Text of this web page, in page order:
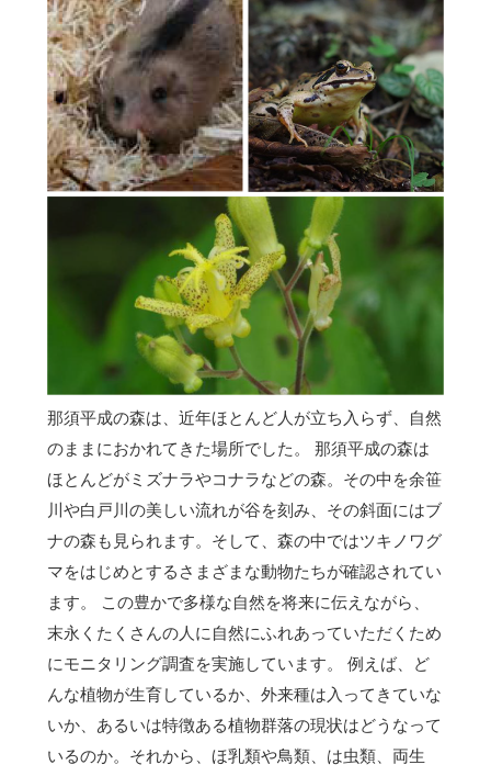
那須平成の森は、近年ほとんど人が立ち入らず、自然
のままにおかれてきた場所でした。 那須平成の森は
ほとんどがミズナラやコナラなどの森。その中を余笹
川や白戸川の美しい流れが谷を刻み、その斜面にはブ
ナの森も見られます。そして、森の中ではツキノワグ
マをはじめとするさまざまな動物たちが確認されてい
ます。 この豊かで多様な自然を将来に伝えながら、
末永くたくさんの人に自然にふれあっていただくため
にモニタリング調査を実施しています。 例えば、ど
んな植物が生育しているか、外来種は入ってきていな
いか、あるいは特徴ある植物群落の現状はどうなって
いるのか。それから、ほ乳類や鳥類、は虫類、両生